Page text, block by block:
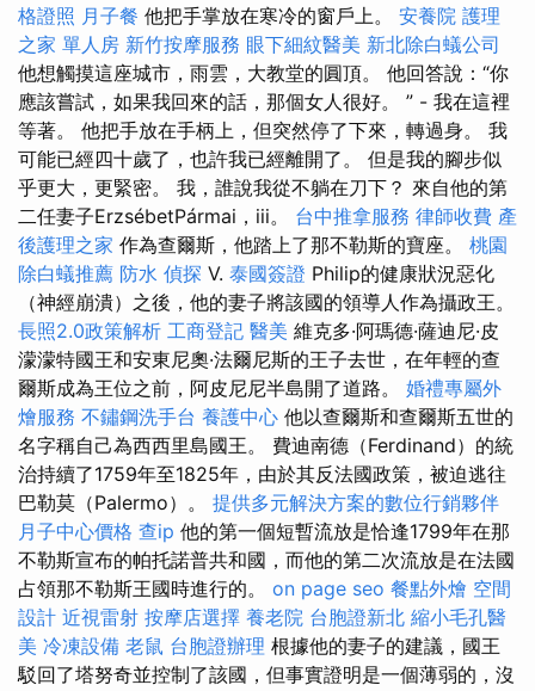
格證照 月子餐 他把手掌放在寒冷的窗戶上。 安養院 護理
之家 單人房 新竹按摩服務 眼下細紋醫美 新北除白蟻公司
他想觸摸這座城市，雨雲，大教堂的圓頂。 他回答說：“你
應該嘗試，如果我回來的話，那個女人很好。 ” - 我在這裡
等著。 他把手放在手柄上，但突然停了下來，轉過身。 我
可能已經四十歲了，也許我已經離開了。 但是我的腳步似
乎更大，更緊密。 我，誰說我從不躺在刀下？ 來自他的第
二任妻子ErzsébetPármai，iii。 台中推拿服務 律師收費 產
後護理之家 作為查爾斯，他踏上了那不勒斯的寶座。 桃園
除白蟻推薦 防水 偵探 V. 泰國簽證 Philip的健康狀況惡化
（神經崩潰）之後，他的妻子將該國的領導人作為攝政王。
長照2.0政策解析 工商登記 醫美 維克多·阿瑪德·薩迪尼·皮
濛濛特國王和安東尼奧·法爾尼斯的王子去世，在年輕的查
爾斯成為王位之前，阿皮尼尼半島開了道路。 婚禮專屬外
燴服務 不鏽鋼洗手台 養護中心 他以查爾斯和查爾斯五世的
名字稱自己為西西里島國王。 費迪南德（Ferdinand）的統
治持續了1759年至1825年，由於其反法國政策，被迫逃往
巴勒莫（Palermo）。 提供多元解決方案的數位行銷夥伴
月子中心價格 查ip 他的第一個短暫流放是恰逢1799年在那
不勒斯宣布的帕托諾普共和國，而他的第二次流放是在法國
占領那不勒斯王國時進行的。 on page seo 餐點外燴 空間
設計 近視雷射 按摩店選擇 養老院 台胞證新北 縮小毛孔醫
美 冷凍設備 老鼠 台胞證辦理 根據他的妻子的建議，國王
駁回了塔努奇並控制了該國，但事實證明是一個薄弱的，沒